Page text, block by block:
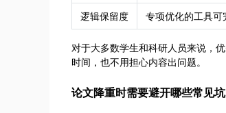
逻辑保留度
专项优化的工具
对于大多数学生和科研人员来说，
时间，也不用担心内容出问题。
论文降重时需要避开哪些常见坑